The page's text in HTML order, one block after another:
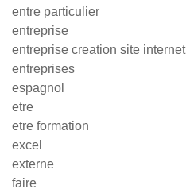
entre particulier
entreprise
entreprise creation site internet
entreprises
espagnol
etre
etre formation
excel
externe
faire